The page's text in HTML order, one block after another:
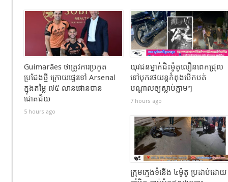
Guimarães ថាត្រូវការប្រកួត
ប្រជែងថ្មី ក្រោយផ្ទេរទៅ Arsenal
ក្នុងតម្លៃ ៧៥ លានផោនបាន
ជោគជ័យ
5 hours ago
យុវជនម្នាក់ជិះម៉ូតូលឿនពេកជ្រុល
ទៅបុករថយន្តកំពុងបើកបត់
បណ្តាលឲ្យស្លាប់ភ្លាមៗ
7 hours ago
ក្រុមក្មេងទំនើង ៤ម៉ូតូ ប្រដាប់ដោយ